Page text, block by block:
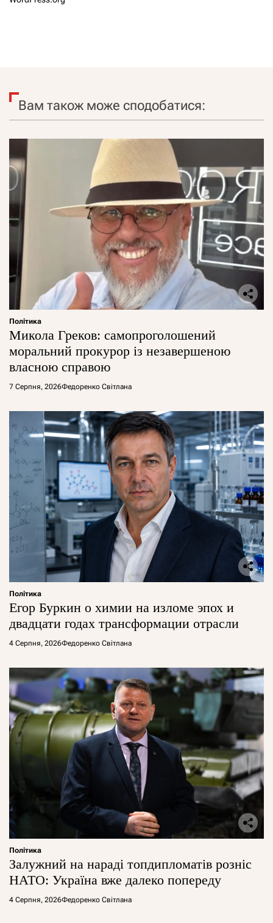
Вам також може сподобатися:
Політика
Микола Греков: самопроголошений
моральний прокурор із незавершеною
власною справою
7 Серпня, 2026Федоренко Світлана
Політика
Егор Буркин о химии на изломе эпох и
двадцати годах трансформации отрасли
4 Серпня, 2026Федоренко Світлана
Політика
Залужний на нараді топдипломатів розніс
НАТО: Україна вже далеко попереду
4 Серпня, 2026Федоренко Світлана